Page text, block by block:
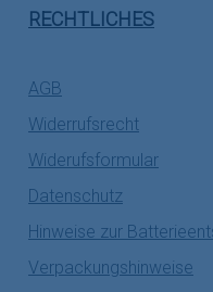
RECHTLICHES
AGB
Widerrufsrecht
Widerufsformular
Datenschutz
Hinweise zur
Verpackungshinweise